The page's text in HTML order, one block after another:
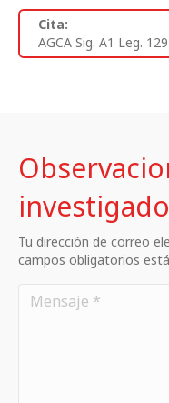
Cita:
AGCA Sig. A1 Leg.
Tu dirección de correo
campos obligatorios